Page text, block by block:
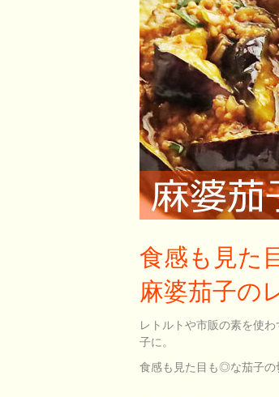
食感も見た
麻婆茄子の
レトルトや市販の素を使
子に。
食感も見た目も◎な茄子の